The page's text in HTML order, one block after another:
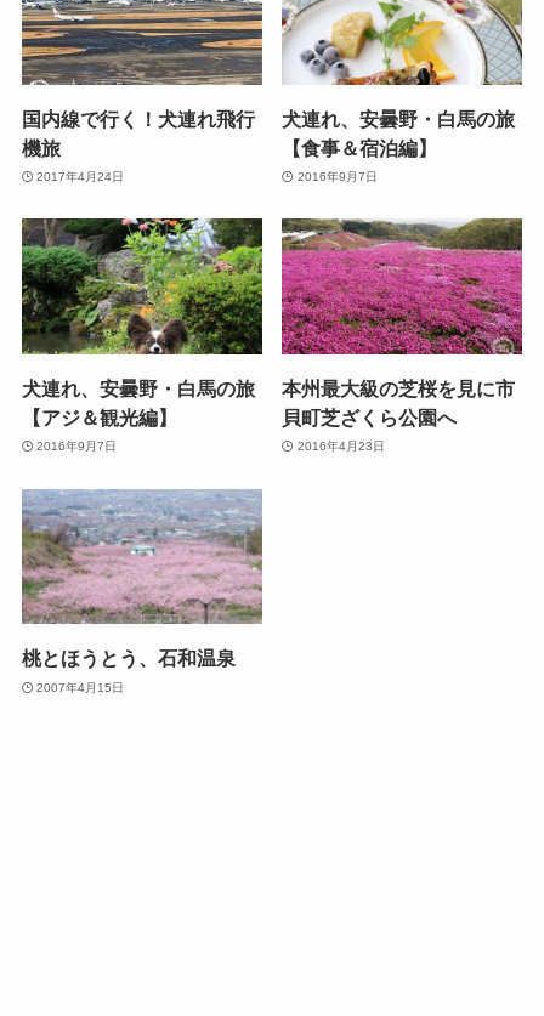
国内線で行く！犬連れ飛行
機旅
2017年4月24日
犬連れ、安曇野・白馬の旅
【食事＆宿泊編】
2016年9月7日
犬連れ、安曇野・白馬の旅
【アジ＆観光編】
2016年9月7日
本州最大級の芝桜を見に市
貝町芝ざくら公園へ
2016年4月23日
桃とほうとう、石和温泉
2007年4月15日